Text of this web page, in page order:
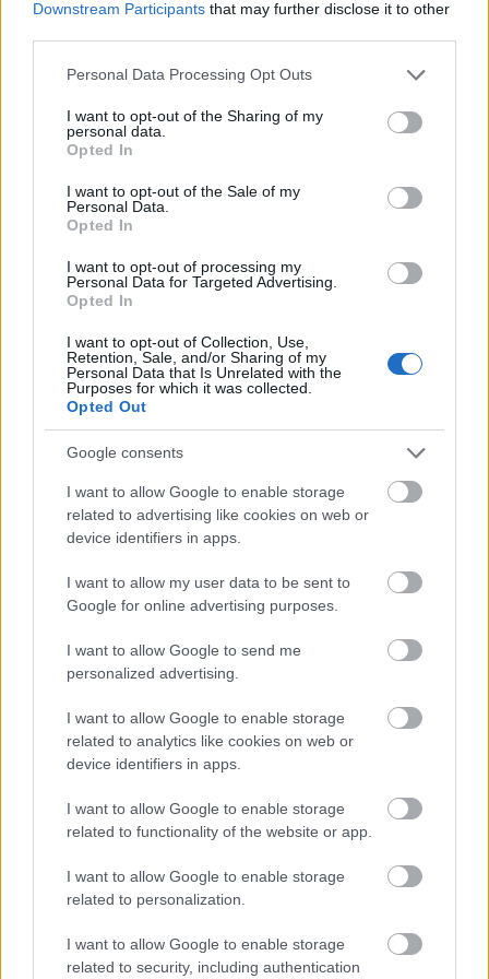
Downstream Participants that may further disclose it to other
Please note that this website/app uses one or more Google
not limited to your visit or usage behaviour. You may click to
grant or deny consent to Google and its third-party tags to
use your data for below specified purposes in below Google
consent section.
Personal Data Processing Opt Outs
I want to opt-out of the Sharing of my
personal data.
Opted In
I want to opt-out of the Sale of my
Personal Data.
Opted In
I want to opt-out of processing my
Personal Data for Targeted Advertising.
Opted In
I want to opt-out of Collection, Use,
Retention, Sale, and/or Sharing of my
Personal Data that Is Unrelated with the
Purposes for which it was collected.
Opted Out
Google consents
I want to allow Google to enable storage
related to advertising like cookies on web or
device identifiers in apps.
I want to allow my user data to be sent to
Google for online advertising purposes.
I want to allow Google to send me
personalized advertising.
I want to allow Google to enable storage
related to analytics like cookies on web or
device identifiers in apps.
I want to allow Google to enable storage
related to functionality of the website or app.
I want to allow Google to enable storage
related to personalization.
I want to allow Google to enable storage
related to security, including authentication
Első pillantásra sokakat meg is téveszt a ropogós
bundára emlékeztető külső, csirkecomb formájú
kialakítás… de valójában egy édességről ...
Ezek lettek az Év Szaloncukra
verseny 2025-ös győztes
szaloncukrai!
Több mint 12.000 szem szaloncukor került
megkóstolásra az idén hatodik alkalommal
megrendezésre kerülő Év Szaloncukra versenyen,